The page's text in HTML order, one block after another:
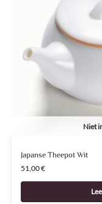
Niet
Japanse Theepot Wit
51,00€